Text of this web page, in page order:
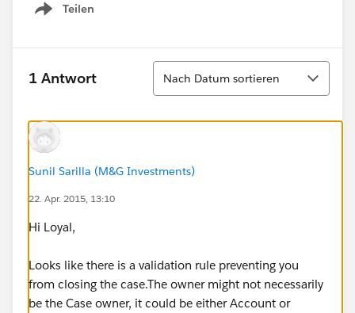
Teilen
Show menu
1 Antwort
Sortieren
Nach Datum sortieren
Sunil Sarilla (M&G Investments)
22. Apr. 2015, 13:10
Hi Loyal,
Looks like there is a validation rule preventing you
from closing the case.The owner might not necessarily
be the Case owner, it could be either Account or